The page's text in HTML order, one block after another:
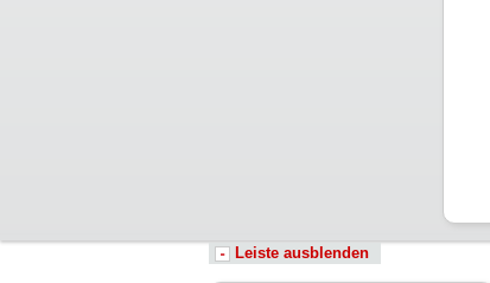
Leiste ausblenden